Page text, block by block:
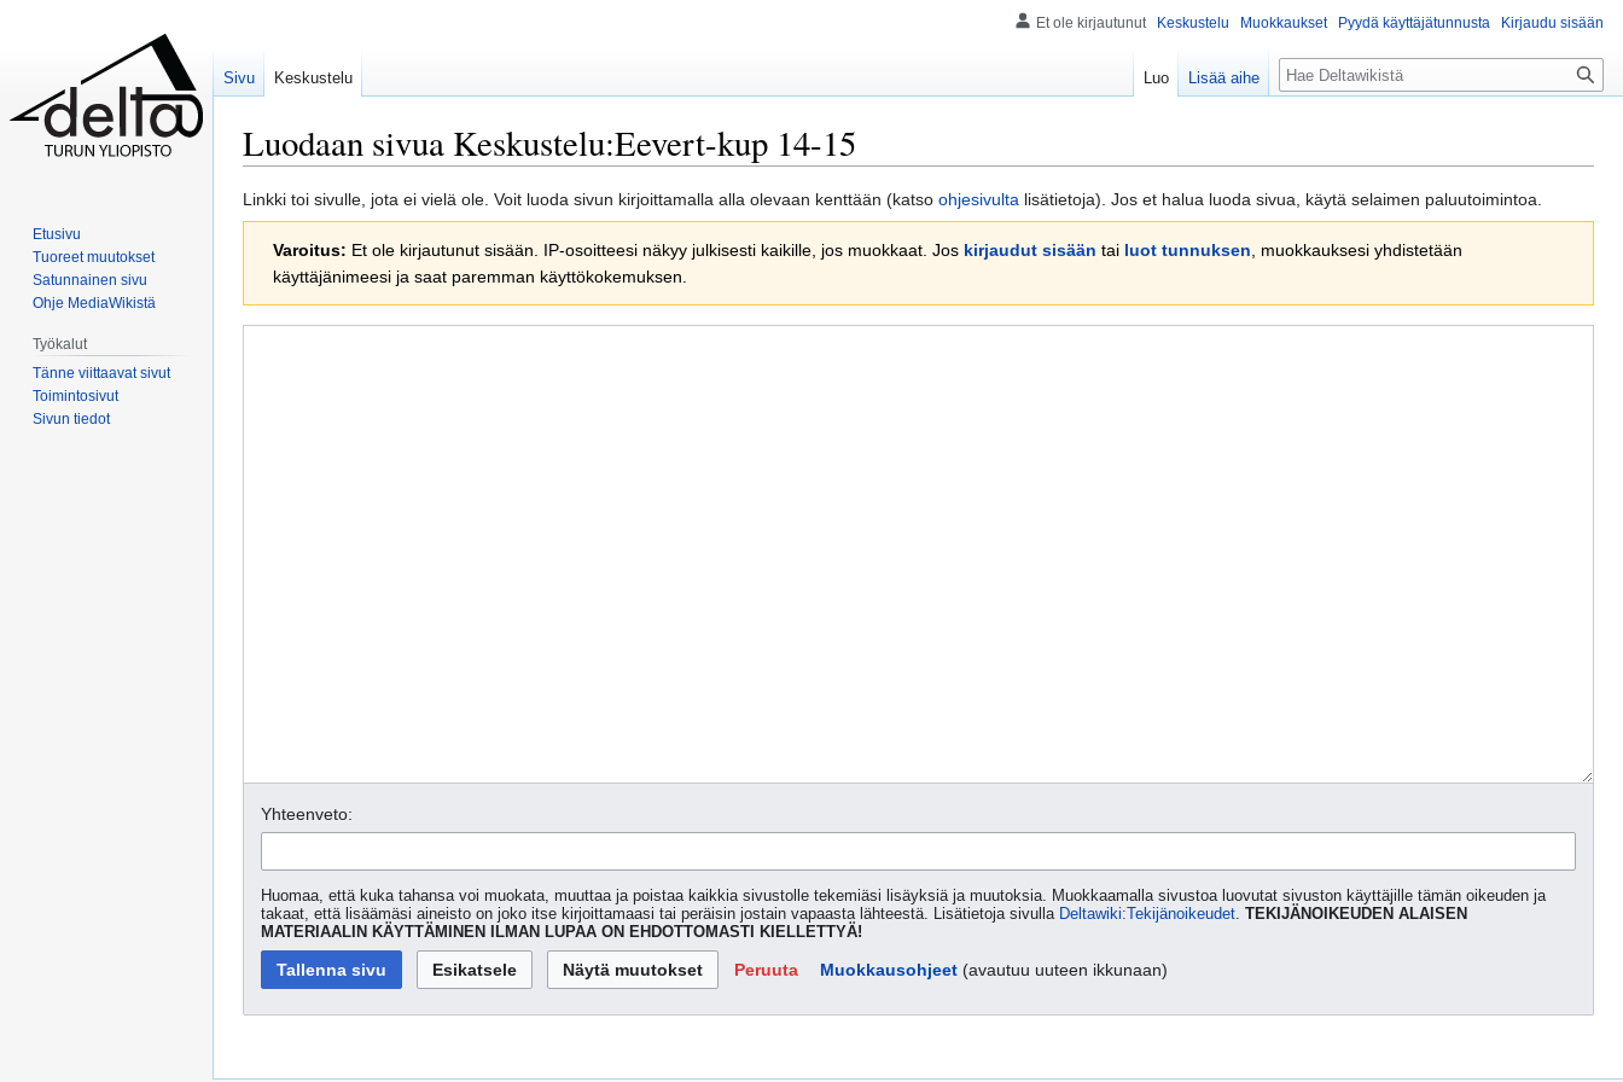
Luodaan sivua Keskustelu:Eevert-kup 14-15
Siirry
navigaatioon
Siirry
hakuun
Linkki toi sivulle, jota ei vielä ole. Voit luoda sivun kirjoittamalla alla olevaan kenttään (katso ohjesivulta lisätietoja). Jos et halua luoda sivua, käytä selaimen paluutoimintoa.
Varoitus: Et ole kirjautunut sisään. IP-osoitteesi näkyy julkisesti kaikille, jos muokkaat. Jos kirjaudut sisään tai luot tunnuksen, muokkauksesi yhdistetään
käyttäjänimeesi ja saat paremman käyttökokemuksen.
Yhteenveto:
Huomaa, että kuka tahansa voi muokata, muuttaa ja poistaa kaikkia sivustolle tekemiäsi lisäyksiä ja muutoksia. Muokkaamalla sivustoa luovutat sivuston käyttäjille tämän oikeuden ja
takaat, että lisäämäsi aineisto on joko itse kirjoittamaasi tai peräisin jostain vapaasta lähteestä. Lisätietoja sivulla Deltawiki:Tekijänoikeudet. TEKIJÄNOIKEUDEN ALAISEN
MATERIAALIN KÄYTTÄMINEN ILMAN LUPAA ON EHDOTTOMASTI KIELLETTYÄ!
Peruuta Muokkausohjeet (avautuu uuteen ikkunaan)
Et ole kirjautunut Keskustelu Muokkaukset Pyydä käyttäjätunnusta Kirjaudu sisään
Sivu Keskustelu Luo Lisää aihe Haku
Etusivu
Tuoreet muutokset
Satunnainen sivu
Ohje MediaWikistä
Työkalut
Tänne viittaavat sivut
Toimintosivut
Sivun tiedot